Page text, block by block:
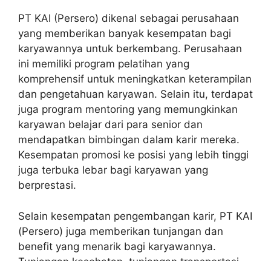
PT KAI (Persero) dikenal sebagai perusahaan
yang memberikan banyak kesempatan bagi
karyawannya untuk berkembang. Perusahaan
ini memiliki program pelatihan yang
komprehensif untuk meningkatkan keterampilan
dan pengetahuan karyawan. Selain itu, terdapat
juga program mentoring yang memungkinkan
karyawan belajar dari para senior dan
mendapatkan bimbingan dalam karir mereka.
Kesempatan promosi ke posisi yang lebih tinggi
juga terbuka lebar bagi karyawan yang
berprestasi.
Selain kesempatan pengembangan karir, PT KAI
(Persero) juga memberikan tunjangan dan
benefit yang menarik bagi karyawannya.